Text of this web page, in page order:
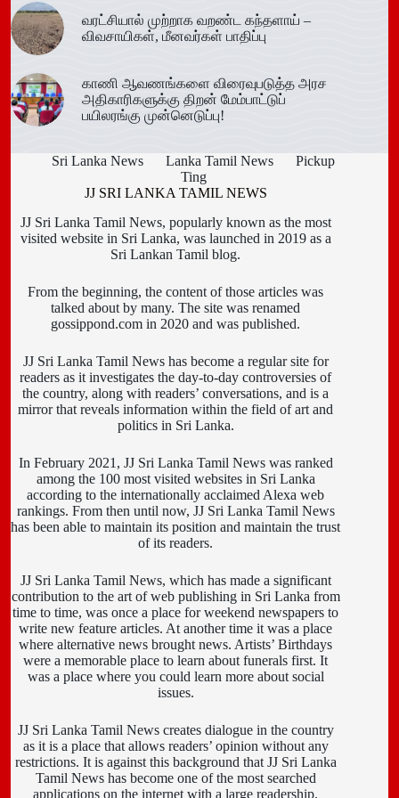
வரட்சியால் முற்றாக வறண்ட கந்தளாய் –
விவசாயிகள், மீனவர்கள் பாதிப்பு
காணி ஆவணங்களை விரைவுபடுத்த அரச
அதிகாரிகளுக்கு திறன் மேம்பாட்டுப்
பயிலரங்கு முன்னெடுப்பு!
Sri Lanka News Lanka Tamil News
Pickup
Ting
JJ SRI LANKA TAMIL NEWS
JJ Sri Lanka Tamil News, popularly known as the most
visited website in Sri Lanka, was launched in 2019 as a
Sri Lankan Tamil blog.
From the beginning, the content of those articles was
talked about by many. The site was renamed
gossippond.com in 2020 and was published.
JJ Sri Lanka Tamil News has become a regular site for
readers as it investigates the day-to-day controversies of
the country, along with readers’ conversations, and is a
mirror that reveals information within the field of art and
politics in Sri Lanka.
In February 2021, JJ Sri Lanka Tamil News was ranked
among the 100 most visited websites in Sri Lanka
according to the internationally acclaimed Alexa web
rankings. From then until now, JJ Sri Lanka Tamil News
has been able to maintain its position and maintain the trust
of its readers.
JJ Sri Lanka Tamil News, which has made a significant
contribution to the art of web publishing in Sri Lanka from
time to time, was once a place for weekend newspapers to
write new feature articles. At another time it was a place
where alternative news brought news. Artists’ Birthdays
were a memorable place to learn about funerals first. It
was a place where you could learn more about social
issues.
JJ Sri Lanka Tamil News creates dialogue in the country
as it is a place that allows readers’ opinion without any
restrictions. It is against this background that JJ Sri Lanka
Tamil News has become one of the most searched
applications on the internet with a large readership.